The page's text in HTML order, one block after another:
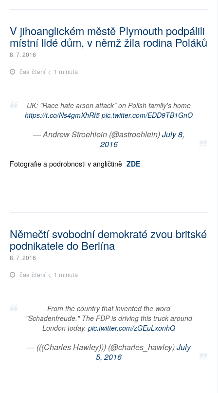
V jihoanglickém městě Plymouth podpálili
místní lidé dům, v němž žila rodina Poláků
8. 7. 2016
čas čtení < 1 minuta
UK: "Race hate arson attack" on Polish family's home
https://t.co/Ns4gmXhRf5 pic.twitter.com/EDD9TB1GnO
— Andrew Stroehlein (@astroehlein)July 8,
2016
Fotografie a podrobnosti v angličtině ZDE
Němečtí svobodní demokraté zvou britské
podnikatele do Berlína
8. 7. 2016
čas čtení < 1 minuta
From the country that invented the word
"Schadenfreude." The FDP is driving this truck around
London today. pic.twitter.com/zGEuLxonhQ
— (((Charles Hawley))) (@charles_hawley)July
5, 2016